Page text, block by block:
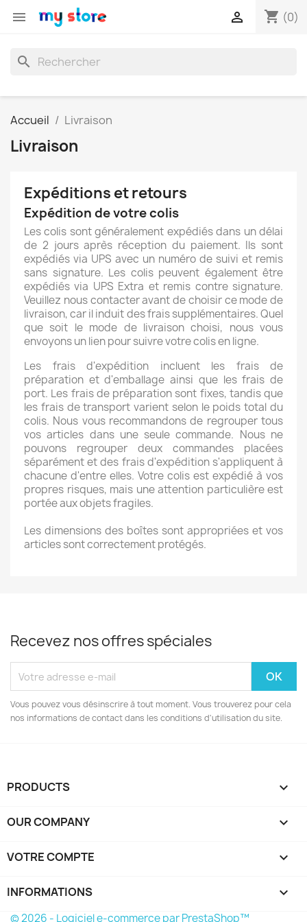
 shopping_cart (0)

search
Accueil Livraison
Livraison
Expéditions et retours
Expédition de votre colis
Les colis sont généralement expédiés dans un délai
de 2 jours après réception du paiement. Ils sont
expédiés via UPS avec un numéro de suivi et remis
sans signature. Les colis peuvent également être
expédiés via UPS Extra et remis contre signature.
Veuillez nous contacter avant de choisir ce mode de
livraison, car il induit des frais supplémentaires. Quel
que soit le mode de livraison choisi, nous vous
envoyons un lien pour suivre votre colis en ligne.
Les frais d'expédition incluent les frais de
préparation et d'emballage ainsi que les frais de
port. Les frais de préparation sont fixes, tandis que
les frais de transport varient selon le poids total du
colis. Nous vous recommandons de regrouper tous
vos articles dans une seule commande. Nous ne
pouvons regrouper deux commandes placées
séparément et des frais d'expédition s'appliquent à
chacune d'entre elles. Votre colis est expédié à vos
propres risques, mais une attention particulière est
portée aux objets fragiles.
Les dimensions des boîtes sont appropriées et vos
articles sont correctement protégés.
Recevez nos offres spéciales
Vous pouvez vous désinscrire à tout moment. Vous trouverez pour cela
nos informations de contact dans les conditions d'utilisation du site.
PRODUCTS 
OUR COMPANY 
VOTRE COMPTE 
INFORMATIONS keyboard_arrow_down
© 2026 - Logiciel e-commerce par PrestaShop™